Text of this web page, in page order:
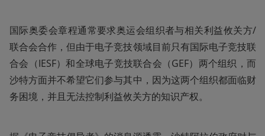
国际奥委会章程通常要求奥运会组织者与相关利益攸关方/
联合会合作，但由于电子竞技领域目前只有国际电子竞技联
合会（IESF）和全球电子竞技联合会（GEF）两个组织，而
沙特方面并不希望它们参与其中，因为这两个组织都面临财
务困境，并且无法控制利益攸关方的知识产权。